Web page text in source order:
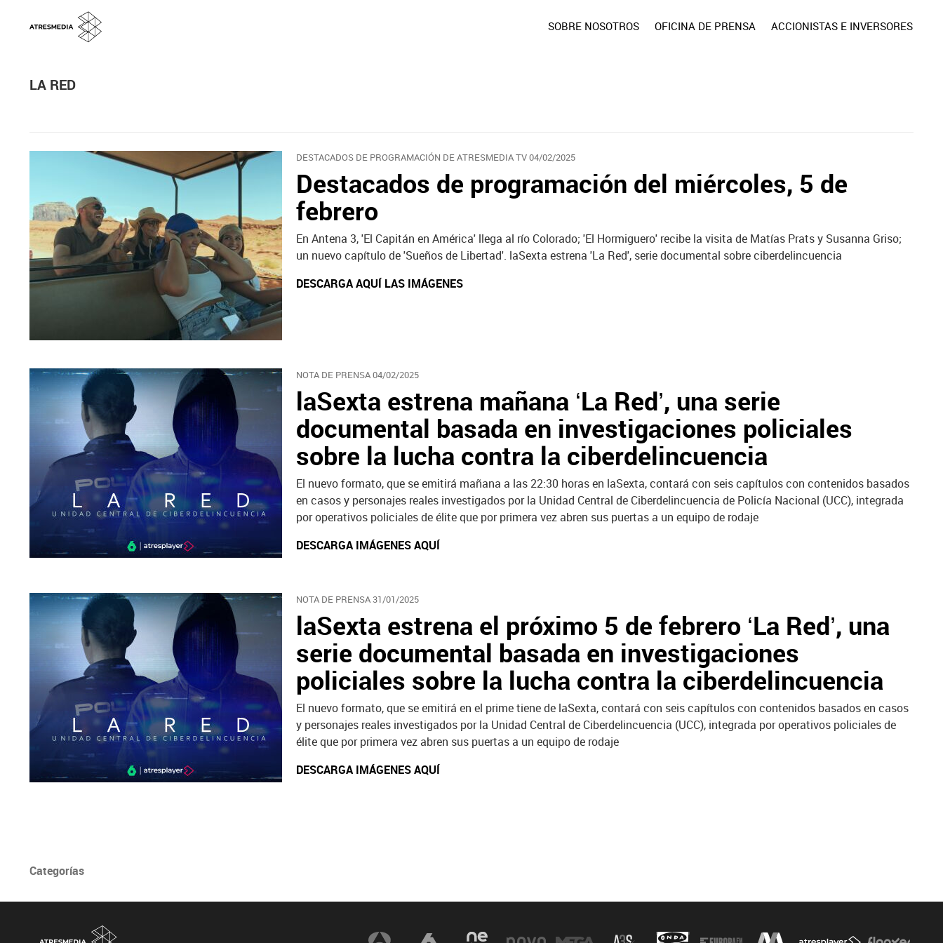
SOBRE NOSOTROS OFICINA DE PRENSA ACCIONISTAS E INVERSORES
LA RED
DESTACADOS DE PROGRAMACIÓN DE ATRESMEDIA TV 04/02/2025
Destacados de programación del miércoles, 5 de
febrero
En Antena 3, 'El Capitán en América' llega al río Colorado; 'El Hormiguero' recibe la visita de Matías Prats y Susanna Griso;
un nuevo capítulo de 'Sueños de Libertad'. laSexta estrena 'La Red', serie documental sobre ciberdelincuencia
DESCARGA AQUÍ LAS IMÁGENES
NOTA DE PRENSA 04/02/2025
laSexta estrena mañana ‘La Red’, una serie
documental basada en investigaciones policiales
sobre la lucha contra la ciberdelincuencia
El nuevo formato, que se emitirá mañana a las 22:30 horas en laSexta, contará con seis capítulos con contenidos basados
en casos y personajes reales investigados por la Unidad Central de Ciberdelincuencia de Policía Nacional (UCC), integrada
por operativos policiales de élite que por primera vez abren sus puertas a un equipo de rodaje
DESCARGA IMÁGENES AQUÍ
NOTA DE PRENSA 31/01/2025
laSexta estrena el próximo 5 de febrero ‘La Red’, una
serie documental basada en investigaciones
policiales sobre la lucha contra la ciberdelincuencia
El nuevo formato, que se emitirá en el prime tiene de laSexta, contará con seis capítulos con contenidos basados en casos
y personajes reales investigados por la Unidad Central de Ciberdelincuencia (UCC), integrada por operativos policiales de
élite que por primera vez abren sus puertas a un equipo de rodaje
DESCARGA IMÁGENES AQUÍ
Categorías